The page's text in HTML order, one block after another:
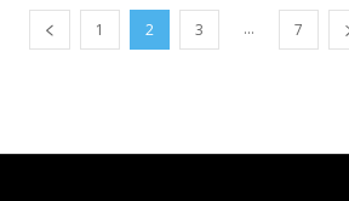
1 2 3 ... 7